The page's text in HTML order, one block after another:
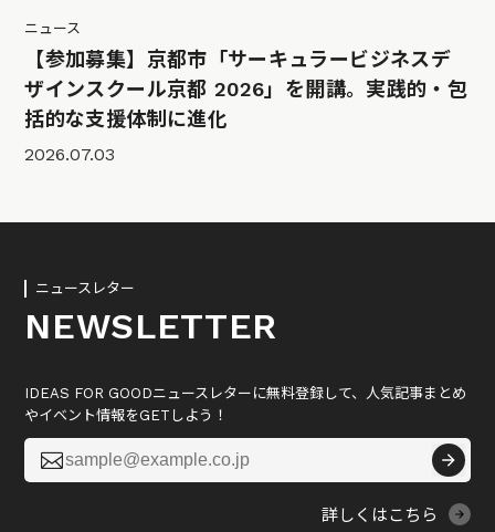
ニュース
【参加募集】京都市「サーキュラービジネスデ
ザインスクール京都 2026」を開講。実践的・包
括的な支援体制に進化
2026.07.03
ニュースレター
NEWSLETTER
IDEAS FOR GOODニュースレターに無料登録して、人気記事まとめ
やイベント情報をGETしよう！

詳しくはこちら